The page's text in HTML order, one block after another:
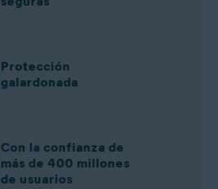
Protección
galardonada
Con la confianza de
más de 400 millones
de usuarios